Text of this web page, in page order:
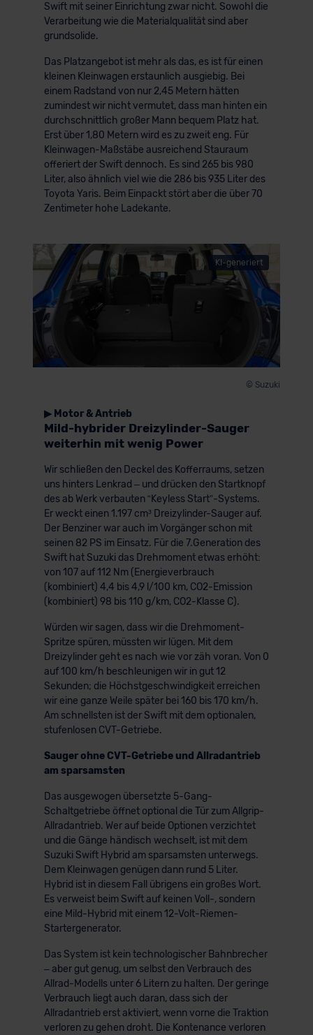
Swift mit seiner Einrichtung zwar nicht. Sowohl die
Verarbeitung wie die Materialqualität sind aber
grundsolide.
Das Platzangebot ist mehr als das, es ist für einen
kleinen Kleinwagen erstaunlich ausgiebig. Bei
einem Radstand von nur 2,45 Metern hätten
zumindest wir nicht vermutet, dass man hinten ein
durchschnittlich großer Mann bequem Platz hat.
Erst über 1,80 Metern wird es zu zweit eng. Für
Kleinwagen-Maßstäbe ausreichend Stauraum
offeriert der Swift dennoch. Es sind 265 bis 980
Liter, also ähnlich viel wie die 286 bis 935 Liter des
Toyota Yaris. Beim Einpackt stört aber die über 70
Zentimeter hohe Ladekante.
KI-generiert
© Suzuki
▶ Motor & Antrieb
Mild-hybrider Dreizylinder-Sauger
weiterhin mit wenig Power
Wir schließen den Deckel des Kofferraums, setzen
uns hinters Lenkrad – und drücken den Startknopf
des ab Werk verbauten “Keyless Start”-Systems.
Er weckt einen 1.197 cm³ Dreizylinder-Sauger auf.
Der Benziner war auch im Vorgänger schon mit
seinen 82 PS im Einsatz. Für die 7.Generation des
Swift hat Suzuki das Drehmoment etwas erhöht:
von 107 auf 112 Nm (Energieverbrauch
(kombiniert) 4,4 bis 4,9 l/100 km, CO2-Emission
(kombiniert) 98 bis 110 g/km, CO2-Klasse C).
Würden wir sagen, dass wir die Drehmoment-
Spritze spüren, müssten wir lügen. Mit dem
Dreizylinder geht es nach wie vor zäh voran. Von 0
auf 100 km/h beschleunigen wir in gut 12
Sekunden; die Höchstgeschwindigkeit erreichen
wir eine ganze Weile später bei 160 bis 170 km/h.
Am schnellsten ist der Swift mit dem optionalen,
stufenlosen CVT-Getriebe.
Sauger ohne CVT-Getriebe und Allradantrieb
am sparsamsten
Das ausgewogen übersetzte 5-Gang-
Schaltgetriebe öffnet optional die Tür zum Allgrip-
Allradantrieb. Wer auf beide Optionen verzichtet
und die Gänge händisch wechselt, ist mit dem
Suzuki Swift Hybrid am sparsamsten unterwegs.
Dem Kleinwagen genügen dann rund 5 Liter.
Hybrid ist in diesem Fall übrigens ein großes Wort.
Es verweist beim Swift auf keinen Voll-, sondern
eine Mild-Hybrid mit einem 12-Volt-Riemen-
Startergenerator.
Das System ist kein technologischer Bahnbrecher
– aber gut genug, um selbst den Verbrauch des
Allrad-Modells unter 6 Litern zu halten. Der geringe
Verbrauch liegt auch daran, dass sich der
Allradantrieb erst aktiviert, wenn vorne die Traktion
verloren zu gehen droht. Die Kontenance verloren